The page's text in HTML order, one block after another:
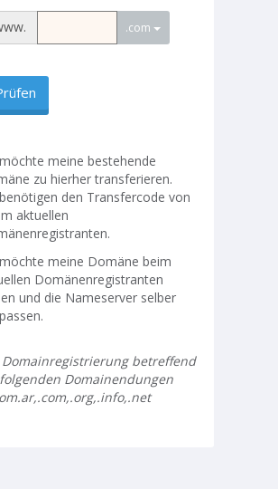
.com
meine bestehende
zu hierher transferieren.
den Transfercode von
aktuellen
meine Domäne beim
Domänenregistranten
und die Nameserver selber
Domainregistrierung betreffend
Domainendungen